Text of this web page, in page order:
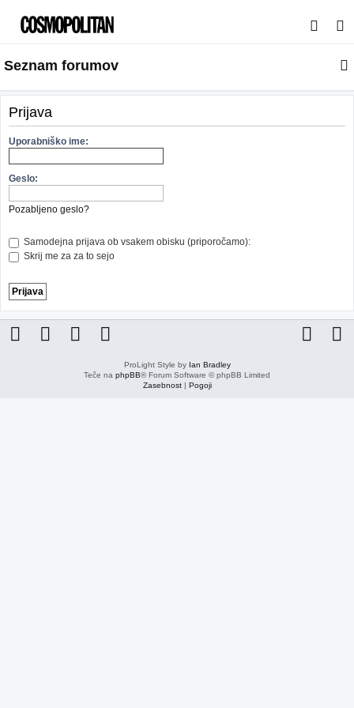
s
a
j
Seznam forumov
Prijava
Uporabniško ime:
Geslo:
Pozabljeno geslo?
Samodejna prijava ob vsakem obisku (priporočamo):
Skrij me za za to sejo
ProLight Style by Ian Bradley
Teče na phpBB® Forum Software © phpBB Limited
Zasebnost| Pogoji